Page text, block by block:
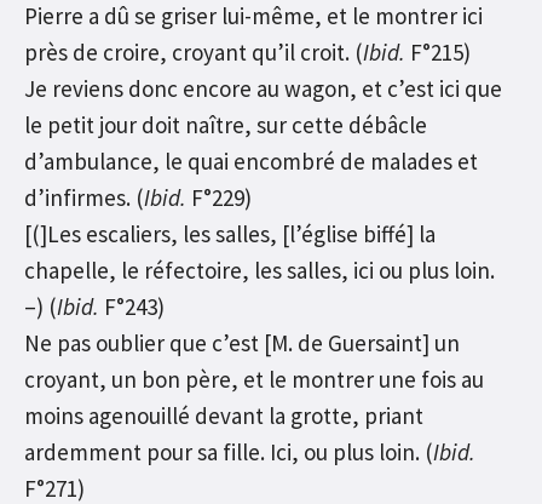
Pierre a dû se griser lui-même, et le montrer ici
près de croire, croyant qu’il croit. (Ibid. F°215)
Je reviens donc encore au wagon, et c’est ici que
le petit jour doit naître, sur cette débâcle
d’ambulance, le quai encombré de malades et
d’infirmes. (Ibid. F°229)
[(]Les escaliers, les salles, [l’église biffé] la
chapelle, le réfectoire, les salles, ici ou plus loin.
–) (Ibid. F°243)
Ne pas oublier que c’est [M. de Guersaint] un
croyant, un bon père, et le montrer une fois au
moins agenouillé devant la grotte, priant
ardemment pour sa fille. Ici, ou plus loin. (Ibid.
F°271)